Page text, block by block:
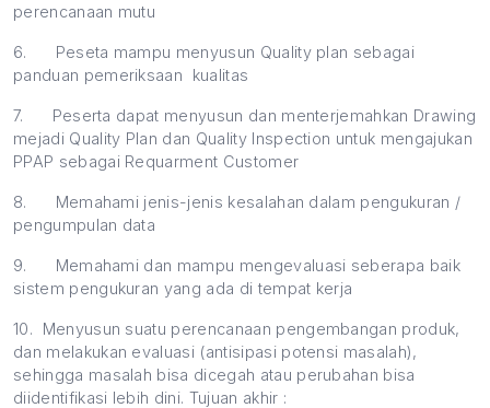
perencanaan mutu
6.
Peseta mampu menyusun Quality plan sebagai
panduan pemeriksaan kualitas
7.
Peserta dapat menyusun dan menterjemahkan Drawing
mejadi Quality Plan dan Quality Inspection untuk mengajukan
PPAP sebagai Requarment Customer
8.
Memahami jenis-jenis kesalahan dalam pengukuran /
pengumpulan data
9.
Memahami dan mampu mengevaluasi seberapa baik
sistem pengukuran yang ada di tempat kerja
10.
Menyusun suatu perencanaan pengembangan produk,
dan melakukan evaluasi (antisipasi potensi masalah),
sehingga masalah bisa dicegah atau perubahan bisa
diidentifikasi lebih dini. Tujuan akhir :